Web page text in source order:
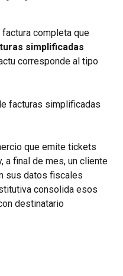
factura completa que
simplificadas
corresponde al tipo
facturas simplificadas
que emite tickets
a final de mes, un cliente
sus datos fiscales
consolida esos
destinatario